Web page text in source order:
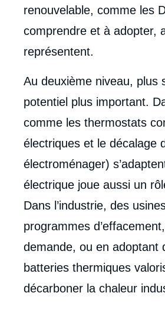
renouvelable, comme les
comprendre et à adopter,
représentent.
Au deuxième niveau, plus
potentiel plus important.
comme les thermostats
électriques et le décalage
électroménager)
électrique joue aussi un
Dans l’industrie, des
programmes
demande, ou en adoptant
batteries thermiques
décarboner la chaleur